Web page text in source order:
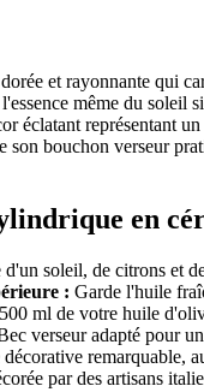
et rayonnante qui
même du
éclatant représentant
son bouchon verseur
en
d'un soleil, de citrons et
: Garde l'huile
ml de votre huile
verseur adapté pour
remarquable,
par des artisans